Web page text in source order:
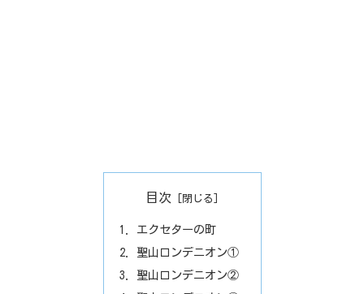
目次
エクセターの町
聖山ロンデニオン①
聖山ロンデニオン②